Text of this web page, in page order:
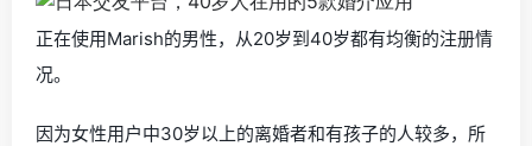
正在使用Marish的男性，从20岁到40岁都有均衡的注册情
况。
因为女性用户中30岁以上的离婚者和有孩子的人较多，所